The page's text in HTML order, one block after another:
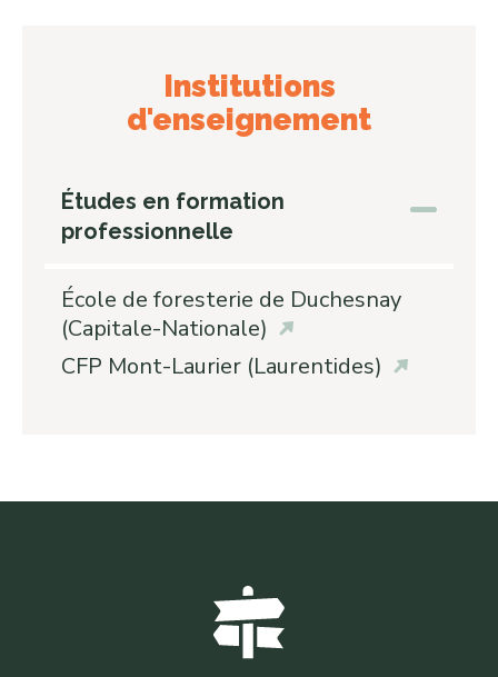
Institutions
d'enseignement
Études en formation
professionnelle
École de foresterie de Duchesnay
(Capitale-Nationale)
CFP Mont-Laurier (Laurentides)